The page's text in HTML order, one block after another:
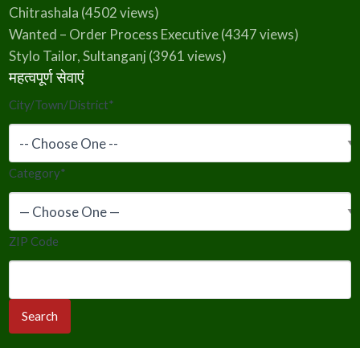
Chitrashala (4502 views)
Wanted – Order Process Executive(4347 views)
Stylo Tailor, Sultanganj (3961 views)
महत्वपूर्ण सेवाएं
City/Town/District*
Category*
ZIP Code